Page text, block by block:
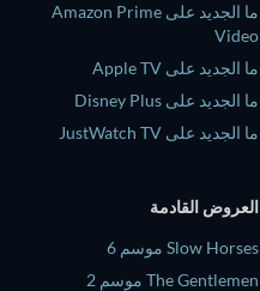
ما الجديد على Amazon Prime
Video
ما الجديد على Apple TV
ما الجديد على Disney Plus
ما الجديد على JustWatch TV
العروض القادمة
Slow Horses موسم 6
The Gentlemen موسم 2